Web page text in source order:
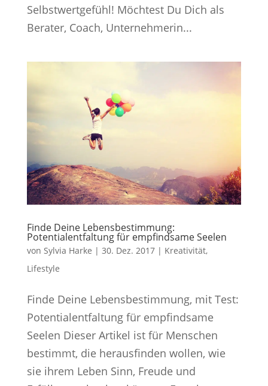
Selbstwertgefühl! Möchtest Du Dich als
Berater, Coach, Unternehmerin...
Finde Deine Lebensbestimmung:
Potentialentfaltung für empfindsame Seelen
von Sylvia Harke | 30. Dez. 2017| Kreativität,
Lifestyle
Finde Deine Lebensbestimmung, mit Test:
Potentialentfaltung für empfindsame
Seelen Dieser Artikel ist für Menschen
bestimmt, die herausfinden wollen, wie
sie ihrem Leben Sinn, Freude und